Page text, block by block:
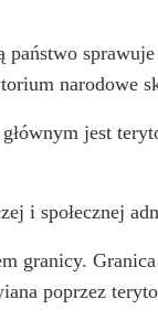
narodowe
jest
i społecznej
granicy.
poprzez